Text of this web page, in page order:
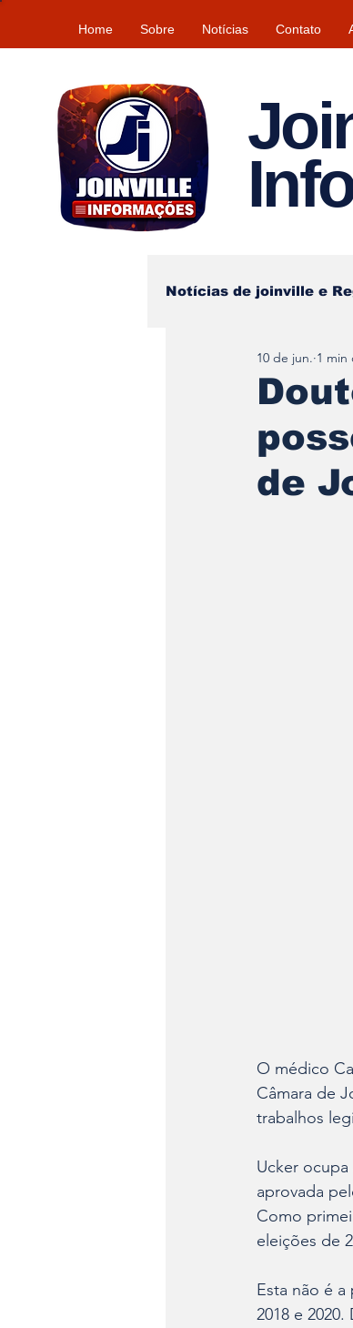
Home Sobre Notícias Contato
Notícias de joinville e
de
10 de jun. 1 min
O médico
Câmara de
trabalhos
Ucker
aprovada
Como
eleições de
Esta não é a
2018 e